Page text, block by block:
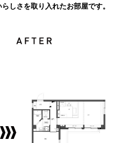
しさを取り入れたお部屋です。